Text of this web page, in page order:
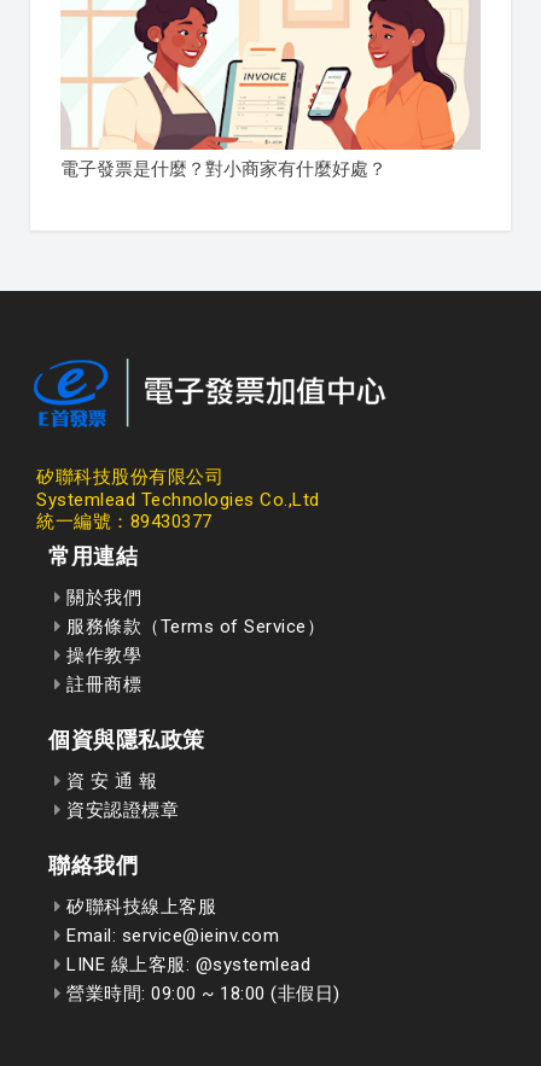
電子發票是什麼？對小商家有什麼好處？
矽聯科技股份有限公司
Systemlead Technologies Co.,Ltd
統一編號：89430377
常用連結
關於我們
服務條款（Terms of Service）
操作教學
註冊商標
個資與隱私政策
資 安 通 報
資安認證標章
聯絡我們
矽聯科技線上客服
Email: service@ieinv.com
LINE 線上客服: @systemlead
營業時間: 09:00 ~ 18:00 (非假日)